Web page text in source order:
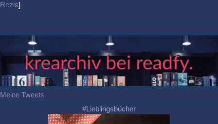
Rezis]
Meine Tweets
#Lieblingsbücher